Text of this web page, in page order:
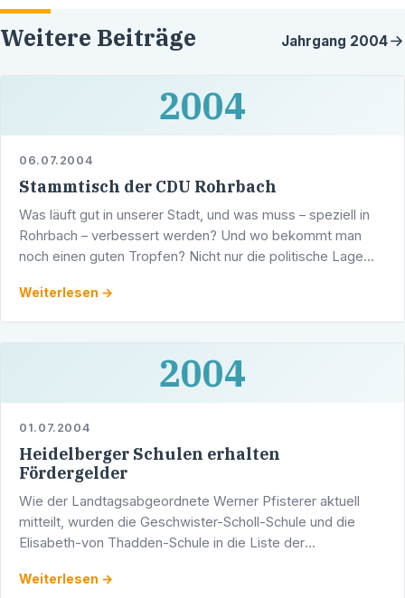
Weitere Beiträge Jahrgang 2004
2004
06.07.2004
Stammtisch der CDU Rohrbach
Was läuft gut in unserer Stadt, und was muss – speziell in
Rohrbach – verbessert werden? Und wo bekommt man
noch einen guten Tropfen? Nicht nur die politische Lage
Weiterlesen →
2004
01.07.2004
Heidelberger Schulen erhalten
Fördergelder
Wie der Landtagsabgeordnete Werner Pfisterer aktuell
mitteilt, wurden die Geschwister-Scholl-Schule und die
Elisabeth-von Thadden-Schule in die Liste der
(Investitionsprogramm …
Weiterlesen →